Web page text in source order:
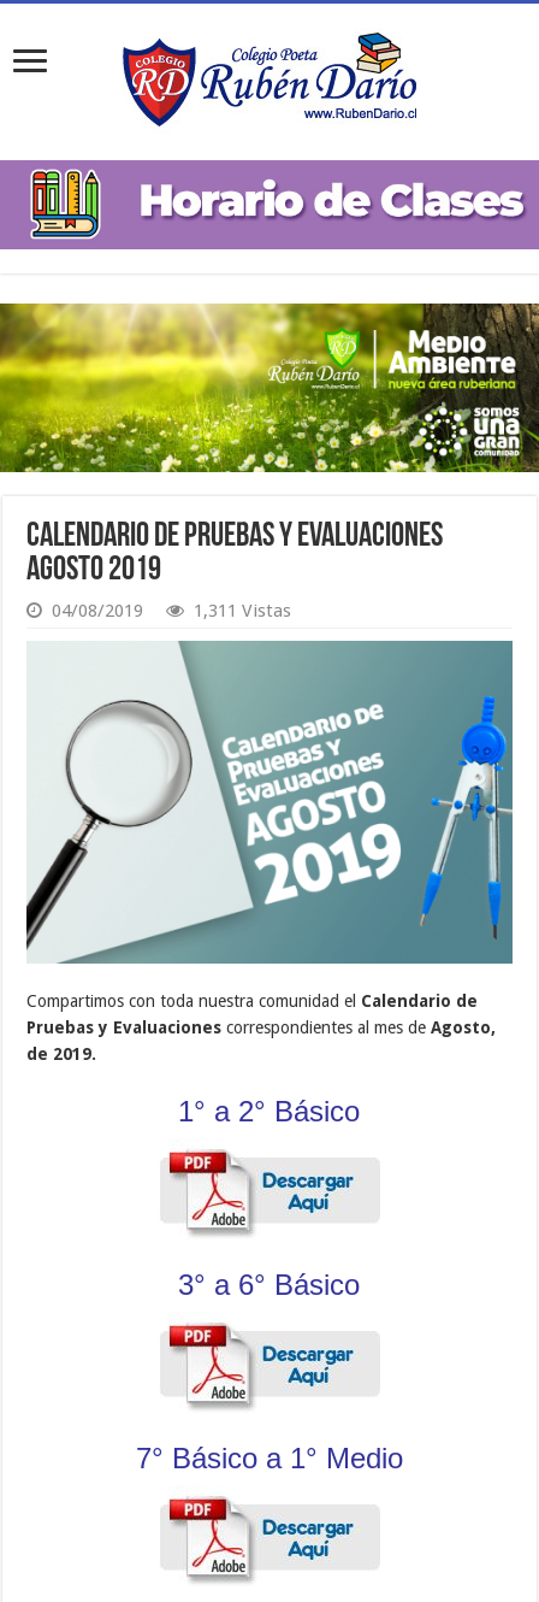
Calendario de Pruebas y Evaluaciones
Agosto 2019
04/08/2019 1,311 Vistas
Compartimos con toda nuestra comunidad el Calendario de
Pruebas y Evaluaciones correspondientes al mes deAgosto,
de 2019.
1° a 2° Básico
3° a 6° Básico
7° Básico a 1° Medio